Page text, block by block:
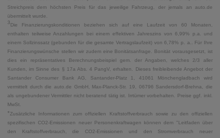
Streichpreis dem höchsten Preis für das jeweilige Fahrzeug, der jemals an auto.de
übermittelt wurde.
3Die Finanzierungskonditionen beziehen sich auf eine Laufzeit von 60 Monaten,
enthalten teilweise Anzahlungen bei einem effektiven Jahreszins von 6,99% p.a. und
einem Sollzinssatz (gebunden für die gesamte Vertragslaufzeit) von 6,78% p. a.. Für Ihre
Finanzierungswünsche stellen wir zudem eine Bonitätsanfrage. Bonität vorausgesetzt, ist
dies ein repräsentatives Berechnungsbeispiel gem. der Angaben, welches 2/3 aller
Kunden, im Sinne des § 17a Abs. 4 PangV, erhalten. Dieses freibleibende Angebot der
Santander Consumer Bank AG, Santander-Platz 1, 41061 Mönchengladbach wird
vermittelt durch die auto.de GmbH, Max-Planck-Str. 19, 06796 Sandersdorf-Brehna, die
als ungebundener Vermittler nicht beratend tätig ist. Irrtümer vorbehalten. Preise ggf. inkl.
MwSt.
*Zusätzliche Informationen zum offiziellen Kraftstoffverbrauch sowie zu den offiziellen
spezifischen CO2-Emissionen neuer Personenkraftwagen können dem "Leitfaden über
den Kraftstoffverbrauch, die CO2-Emissionen und den Stromverbrauch neuer